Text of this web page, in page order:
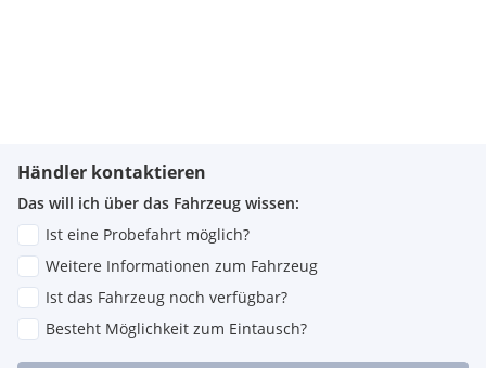
Händler kontaktieren
Das will ich über das Fahrzeug wissen:
Ist eine Probefahrt möglich?
Weitere Informationen zum Fahrzeug
Ist das Fahrzeug noch verfügbar?
Besteht Möglichkeit zum Eintausch?